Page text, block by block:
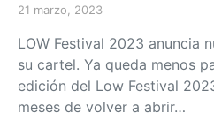
Posted on
21 marzo, 2023
LOW Festival 2023 anuncia
su cartel. Ya queda menos
edición del Low Festival
meses de volver a abrir…